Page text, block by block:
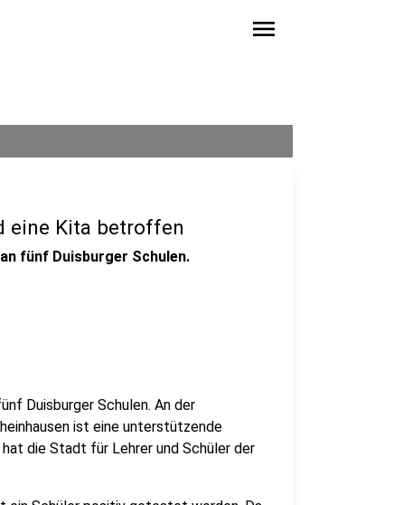
menu
eine Kita betroffen
fünf Duisburger Schulen.
Duisburger Schulen. An der
ist eine unterstützende
die Stadt für Lehrer und Schüler der